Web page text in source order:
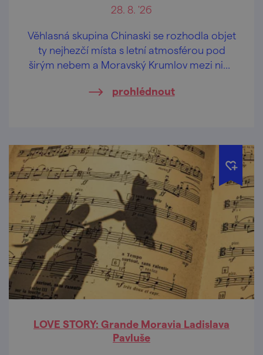
28. 8. '26
Věhlasná skupina Chinaski se rozhodla objet
ty nejhezčí místa s letní atmosférou pod
širým nebem a Moravský Krumlov mezi nimi
prohlédnout
LOVE STORY: Grande Moravia Ladislava
Pavluše